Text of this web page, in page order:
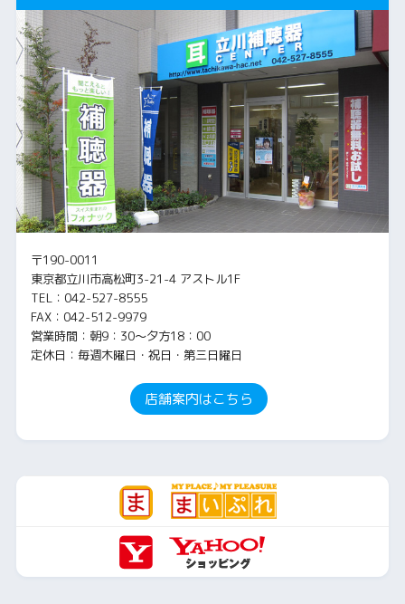
〒190-0011
東京都立川市高松町3-21-4 アストル1F
TEL：042-527-8555
FAX：042-512-9979
営業時間：朝9：30～夕方18：00
定休日：毎週木曜日・祝日・第三日曜日
店舗案内はこちら